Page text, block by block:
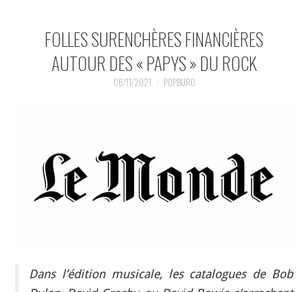
MUSIQUESACTUELLES.NET
GABBA GABBA HEY !
INDÉPENDANTS
DOKO
FOLLES SURENCHÈRES FINANCIÈRES
AUTOUR DES « PAPYS » DU ROCK
06/11/2021 POPBURO
Dans l’édition musicale, les catalogues de Bob